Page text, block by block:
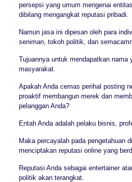
persepsi yang umum mengenai
dibilang mengangkat reputasi pribadi.
Namun jasa ini dipesan oleh para
seniman, tokoh politik, dan
Tujuannya untuk mendapatkan nama
masyarakat.
Apakah Anda cemas perihal posting
proaktif membangun merek dan
pelanggan Anda?
Entah Anda adalah pelaku bisnis,
Maka percayalah pada pengetahuan
menciptakan reputasi online yang
Reputasi Anda sebagai entertainer
politik akan terangkat.